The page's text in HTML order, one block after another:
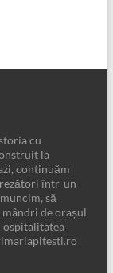
cu
la
continuăm
într-un
să
de orașul
ospitalitatea